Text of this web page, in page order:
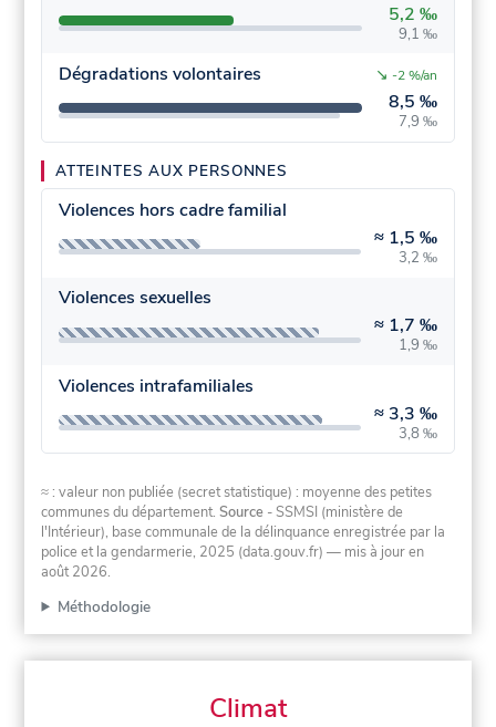
5,2 ‰
9,1 ‰
Dégradations volontaires
8,5 ‰
7,9 ‰
↘ -2 %/an
ATTEINTES AUX PERSONNES
Violences hors cadre familial
≈ 1,5 ‰
3,2 ‰
Violences sexuelles
≈ 1,7 ‰
1,9 ‰
Violences intrafamiliales
≈ 3,3 ‰
3,8 ‰
≈ : valeur non publiée (secret statistique) : moyenne des petites
communes du département.Source - SSMSI (ministère de
l'Intérieur), base communale de la délinquance enregistrée par la
police et la gendarmerie, 2025 (data.gouv.fr) — mis à jour en
août 2026.
Méthodologie
Climat